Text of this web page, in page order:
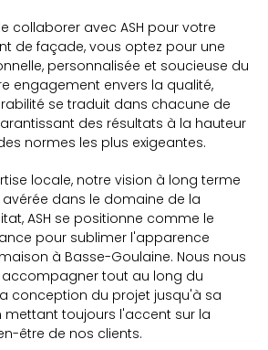
collaborer avec ASH pour votre
de façade, vous optez pour une
personnalisée et soucieuse du
engagement envers la qualité,
se traduit dans chacune de
des résultats à la hauteur
normes les plus exigeantes.
locale, notre vision à long terme
dans le domaine de la
ASH se positionne comme le
pour sublimer l'apparence
à Basse-Goulaine. Nous nous
tout au long du
conception du projet jusqu'à sa
mettant toujours l'accent sur la
être de nos clients.